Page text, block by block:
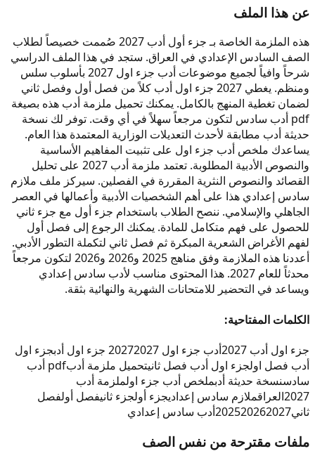
عن هذا الملف
هذه الملزمة الخاصة بـ جزء أول أدب 2027 صُممت خصيصاً لطلاب
الصف السادس الإعدادي في العراق. ستجد في هذا الملف الدراسي
شرحاً وافياً لجميع موضوعات أدب جزء اول 2027 بأسلوب سلس
ومنظم. يغطي 2027 جزء اول أدب كلاً من فصل أول وفصل ثاني
لضمان تغطية المنهج بالكامل. يمكنك تحميل ملزمة أدب هذه بصيغة
pdf أدب سادس لتكون مرجعاً سهلاً في أي وقت. توفر لك نسخة
حديثة أدب مطابقة لأحدث التعديلات الوزارية المعتمدة هذا العام.
يساعدك ملخص أدب جزء اول على تثبيت المفاهيم الأساسية
والنصوص الأدبية المطلوبة. تعتمد ملزمة أدب 2027 على تحليل
القصائد والنصوص النثرية المقررة في الفصلين. سيركز ملف ملازم
سادس إعدادي هذا على أهم الشخصيات الأدبية وأعمالها في العصر
الجاهلي والإسلامي. ننصح الطلاب باستخدام جزء أول مع جزء ثاني
للحصول على فهم متكامل للمادة. يمكنك الرجوع إلى فصل أول
لفهم الأغراض الشعرية المبكرة ثم فصل ثاني لتكملة التطور الأدبي.
أعددنا هذه الملازمة وفق مناهج 2025 و2026 و2026 لتكون مرجعاً
محدثاً للعام 2027. هذا المحتوى مناسب لأدب سادس إعدادي
ويساعد في التحضير للامتحانات الشهرية والنهائية بثقة.
الكلمات المفتاحية:
جزء اول أدب 2027
أدب جزء اول 2027 2027 جزء اول أدب
جزء اول
أدب فصل اولجزء اول أدب فصل ثانيتحميل ملزمة أدب
pdf أدب
سادسنسخة حديثة أدبملخص أدب جزء اولملزمة أدب
2027العراقملازم سادس إعداديجزء أولجزء ثانيفصل أولفصل
ثاني
202520262027 أدب سادس إعدادي
ملفات مقترحة من نفس الصف